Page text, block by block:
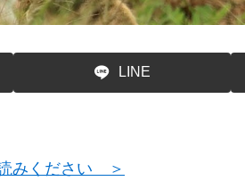
LINE
みください ＞